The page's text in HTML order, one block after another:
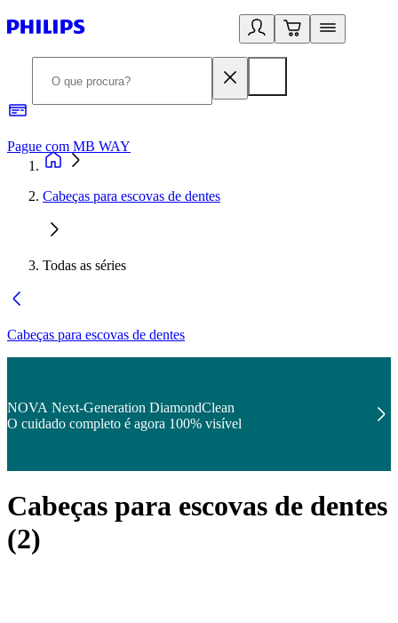
Pague com MB WAY
Cabeças para escovas de dentes
Todas as séries
Cabeças para escovas de dentes
NOVA Next-Generation DiamondClean
O cuidado completo é agora 100% visível
Cabeças para escovas de dentes
(2)